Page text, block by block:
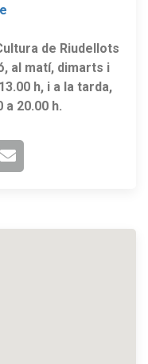
de Riudellots
al matí, dimarts i
h, i a la tarda,
20.00 h.